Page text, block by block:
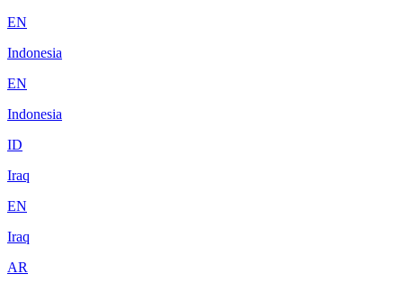
EN
Indonesia
EN
Indonesia
ID
Iraq
EN
Iraq
AR